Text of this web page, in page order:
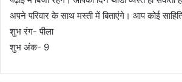
अपने परिवार के साथ मस्ती में बिताएंगे। आप कोई
शुभ रंग- पीला
शुभ अंक- 9